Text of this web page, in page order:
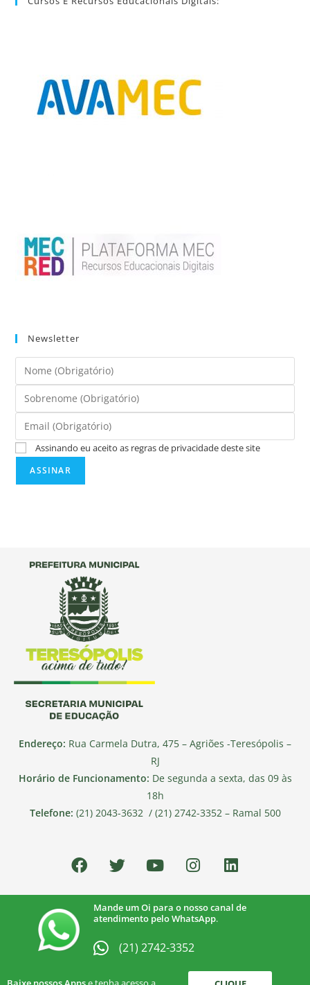
Newsletter
Assinando eu aceito as regras de privacidade deste site
Endereço: Rua Carmela Dutra, 475 – Agriões -Teresópolis –
RJ
Horário de Funcionamento: De segunda a sexta, das 09 às
18h
Telefone: (21) 2043-3632 / (21) 2742-3352 – Ramal 500
Mande um Oi para o nosso canal de
atendimento pelo WhatsApp.
(21) 2742-3352​